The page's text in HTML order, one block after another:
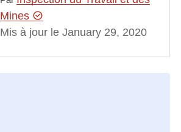
Mines
Mis à jour le January 29, 2020